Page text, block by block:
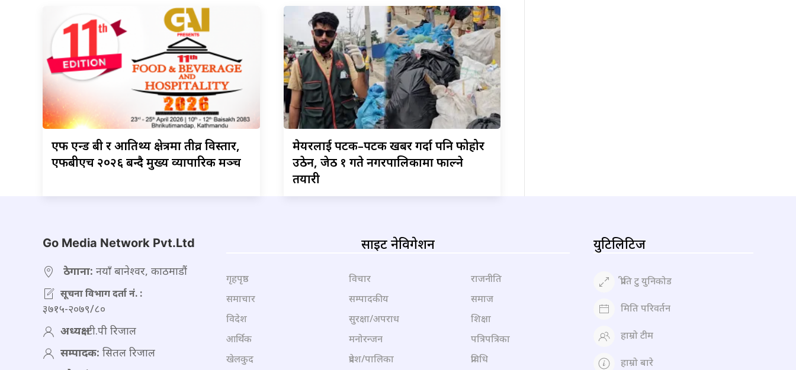
एफएन्ड बी र आतिथ्य क्षेत्रमा तीव्र विस्तार,
एफबीएच २०२६ बन्दै मुख्य व्यापारिक मञ्च
मेयरलाईपटक–पटक खबर गर्दा पनि फोहोर
उठेन, जेठ १ गते नगरपालिकामा फाल्ने
तयारी
Go Media Network Pvt.Ltd
ठेगाना: नयाँ बानेश्वर, काठमाडौं
सूचना विभाग दर्ता नं. :
३७१५-२०७९/८०
अध्यक्ष:टी.पी रिजाल
सम्पादक: सितल रिजाल
साइट नेविगेशन
गृहपृष्ठ
समाचार
विदेश
आर्थिक
खेलकुद
विचार
सम्पादकीय
सुरक्षा/अपराध
मनोरन्जन
प्रदेश/पालिका
राजनीति
समाज
शिक्षा
पत्रिपत्रिका
प्रविधि
युटिलिटिज
प्रीति टु युनिकोड
मिति परिवर्तन
हाम्रो टीम
हाम्रो बारे